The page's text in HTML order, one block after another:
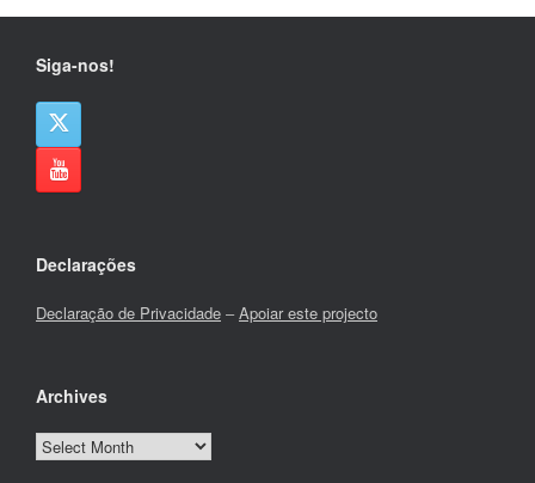
Siga-nos!
Declarações
Declaração de Privacidade –Apoiar este projecto
Archives
Archives